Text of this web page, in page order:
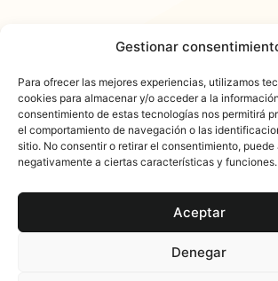
Gestionar
Para ofrecer las mejores experiencias, utilizamos
cookies para almacenar y/o acceder a la
consentimiento de estas tecnologías nos permitirá
el comportamiento de navegación o las
sitio. No consentir o retirar el consentimiento,
negativamente a ciertas características y funciones.
Aceptar
Denegar
𐓏FlashActual